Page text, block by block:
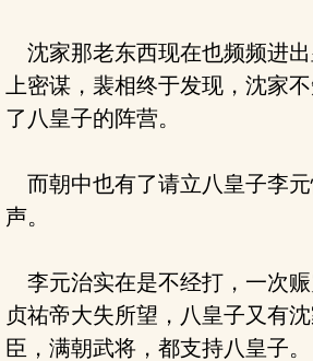
沈家那老东西现在也频频进
上密谋，裴相终于发现，沈家
了八皇子的阵营。
而朝中也有了请立八皇子李
声。
李元治实在是不经打，一次赈
贞祐帝大失所望，八皇子又有
臣，满朝武将，都支持八皇子。